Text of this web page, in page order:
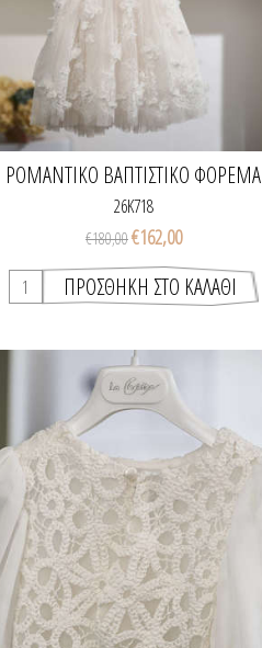
ΡΟΜΑΝΤΙΚΌ ΒΑΠΤΙΣΤΙΚΌ ΦΌΡΕΜΑ
ΚΟΡΙΤΣΙΟΎ
26K718
€180,00€162,00